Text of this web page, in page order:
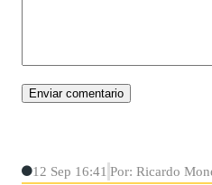
12 Sep 16:41 Por: Ricardo